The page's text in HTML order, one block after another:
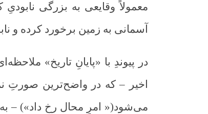
معمولاً وقایعی به بزرگی
آسمانی به زمین برخورد کرده و
در پیوندِ با «پایانِ تاریخ»
اخیر –که در واضح‌ترین صورتِ
می‌شود(« امرِ محال رخ داد») –